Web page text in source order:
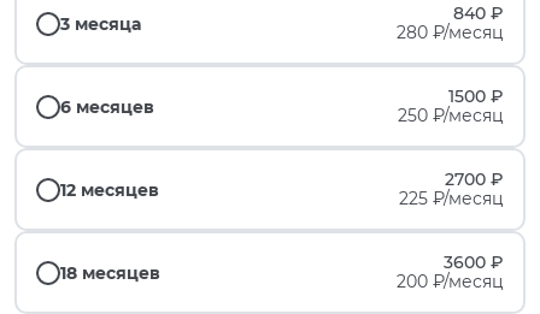
3 месяца
840 ₽
280 ₽/месяц
6 месяцев
1500 ₽
250 ₽/месяц
12 месяцев
2700 ₽
225 ₽/месяц
18 месяцев
3600 ₽
200 ₽/месяц